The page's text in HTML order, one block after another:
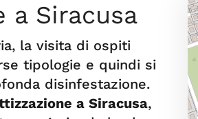
a Siracusa
la visita di ospiti
tipologie e quindi si
disinfestazione.
a Siracusa,